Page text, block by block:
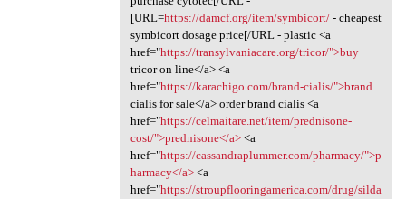
[URL=https://damcf.org/item/symbicort/- cheapest
symbicort dosage price[/URL - plastic <a
href="https://transylvaniacare.org/tricor/">buy
tricor on line</a> <a
href="https://karachigo.com/brand-cialis/">brand
cialis for sale</a> order brand cialis <a
href="https://celmaitare.net/item/prednisone-
cost/">prednisone</a><a
href="https://cassandraplummer.com/pharmacy/">p
harmacy</a><a
href="https://stroupflooringamerica.com/drug/silda